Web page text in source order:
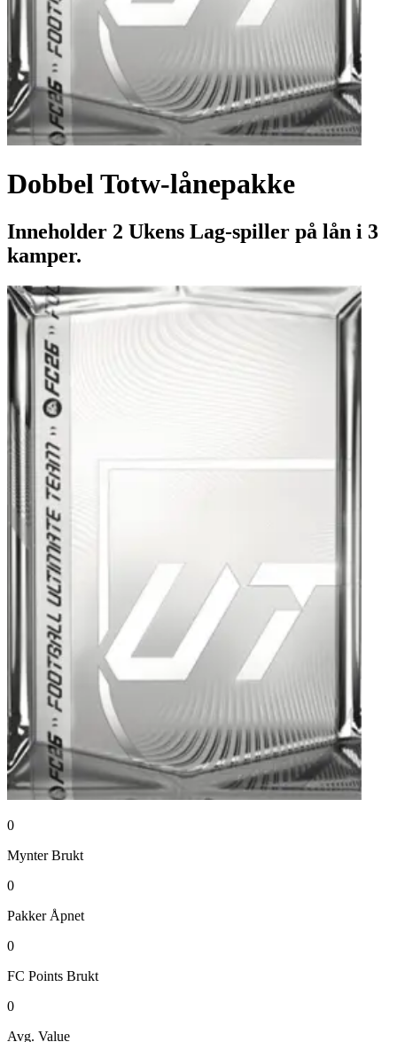
Dobbel Totw-lånepakke
Inneholder 2 Ukens Lag-spiller på lån i 3
kamper.
0
Mynter Brukt
0
Pakker Åpnet
0
FC Points Brukt
0
Avg. Value